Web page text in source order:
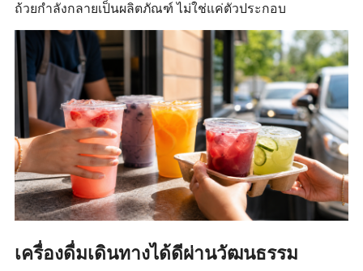
ถ้วยกำลังกลายเป็นผลิตภัณฑ์ ไม่ใช่แค่ตัวประกอบ
เครื่องดื่มเดินทางได้ดีผ่านวัฒนธรรม